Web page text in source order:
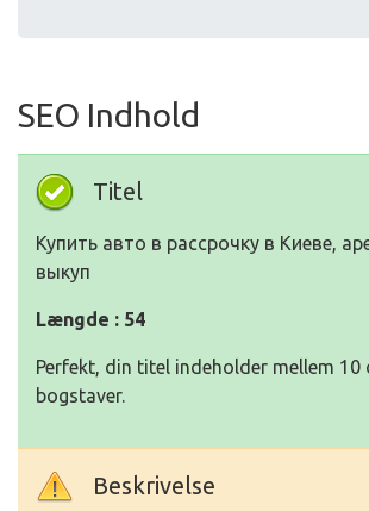
SEO Indhold
Titel
Купить авто в рассрочку в Киеве,
выкуп
Længde : 54
Perfekt, din titel indeholder mellem 10
bogstaver.
Beskrivelse